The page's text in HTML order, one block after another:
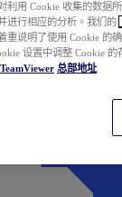
利用 Cookie 收集的数据
进行相应的分析。我们的
重说明了使用 Cookie 的
设置中调整 Cookie 的
总部地址